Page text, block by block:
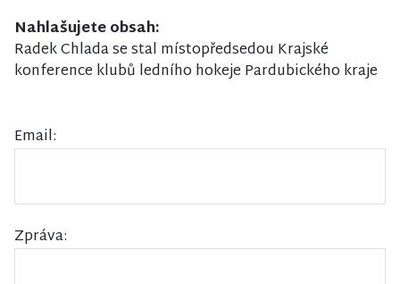
Nahlašujete obsah:
Radek Chlada se stal místopředsedou Krajské
konference klubů ledního hokeje Pardubického kraje
Email:
Zpráva: